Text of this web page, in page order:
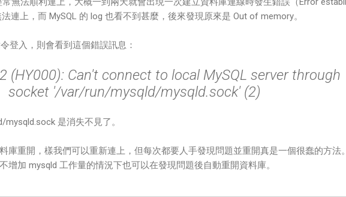
連上，而 MySQL 的 log 也看不到甚麼，後來發現原來是 Out of memory。
登入，則會看到這個錯誤訊息：
(HY000): Can't connect to local MySQL server through
socket '/var/run/mysqld/mysqld.sock' (2)
是消失不見了。
庫重開，樣我們可以重新連上，但每次都要人手發現問題並重開真是一個很蠢的方法
增加 mysqld 工作量的情況下也可以在發現問題後自動重開資料庫。